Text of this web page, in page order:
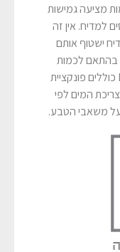
מציעה גמישות
למדיח. אין זה
ישטוף אותם
בהתאם לכמות
הכלים. מדיחי כלים מסוג Logitronic כוללים פונקציית
המים לפי
על משאבי הטבע.